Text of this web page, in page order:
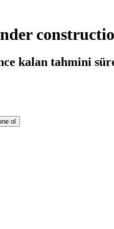
kalan tahmini